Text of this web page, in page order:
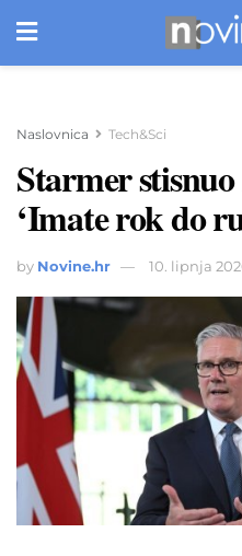
Naslovnica Tech&Sci
Starmer
‘Imate rok do
by Novine.hr 10. lipnja